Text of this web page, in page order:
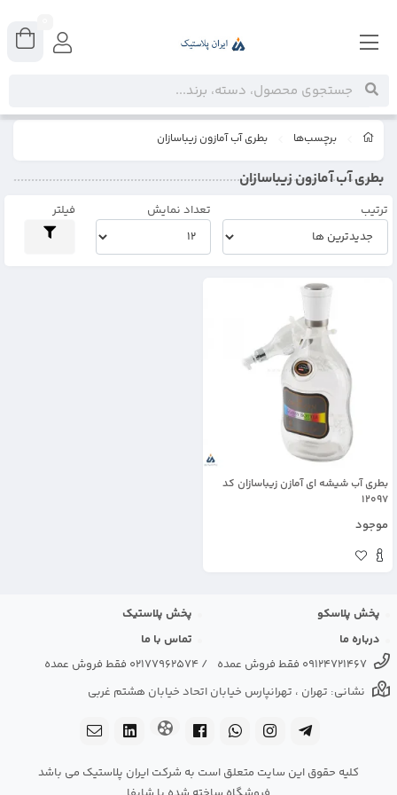
برچسب‌ها بطری آب آمازون زیباسازان
بطری آب آمازون زیباسازان
ترتیب تعداد نمایش فیلتر
بطری آب شیشه ای آمازن زیباسازان کد
12097
موجود
پخش پلاسکو
پخش پلاستیک
درباره ما
تماس با ما
09124721467 فقط فروش عمده
/ 02177962574 فقط فروش عمده
نشانی: تهران ، تهرانپارس خیابان اتحاد خیابان هشتم غربی
کلیه حقوق این سایت متعلق است به شرکت ایران پلاستیک می باشد